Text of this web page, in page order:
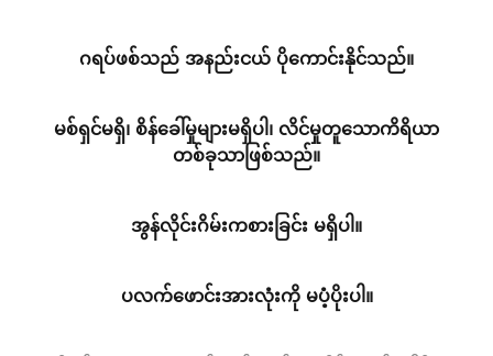
ဂရပ်ဖစ်သည် အနည်းငယ် ပိုကောင်းနိုင်သည်။
မစ်ရှင်မရှိ၊ စိန်ခေါ်မှုများမရှိပါ၊ လိင်မှုတူသောကိရိယာ
တစ်ခုသာဖြစ်သည်။
အွန်လိုင်းဂိမ်းကစားခြင်း မရှိပါ။
ပလက်ဖောင်းအားလုံးကို မပံ့ပိုးပါ။